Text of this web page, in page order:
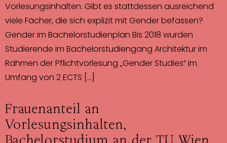
Vorlesungsinhalten. Gibt es stattdessen ausreichend
viele Fächer, die sich explizit mit Gender befassen?
Gender im Bachelorstudienplan Bis 2018 wurden
Studierende im Bachelorstudiengang Architektur im
Rahmen der Pflichtvorlesung „Gender Studies“ im
Umfang von 2 ECTS […]
Frauenanteil an
Vorlesungsinhalten,